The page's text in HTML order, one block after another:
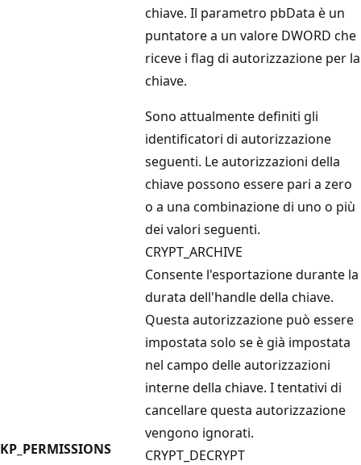
KP_PERMISSIONS
chiave. Il parametro pbData è un
puntatore a un valore DWORD che
riceve i flag di autorizzazione per la
chiave.
Sono attualmente definiti gli
identificatori di autorizzazione
seguenti. Le autorizzazioni della
chiave possono essere pari a zero
o a una combinazione di uno o più
dei valori seguenti.
CRYPT_ARCHIVE
Consente l'esportazione durante la
durata dell'handle della chiave.
Questa autorizzazione può essere
impostata solo se è già impostata
nel campo delle autorizzazioni
interne della chiave. I tentativi di
cancellare questa autorizzazione
vengono ignorati.
CRYPT_DECRYPT